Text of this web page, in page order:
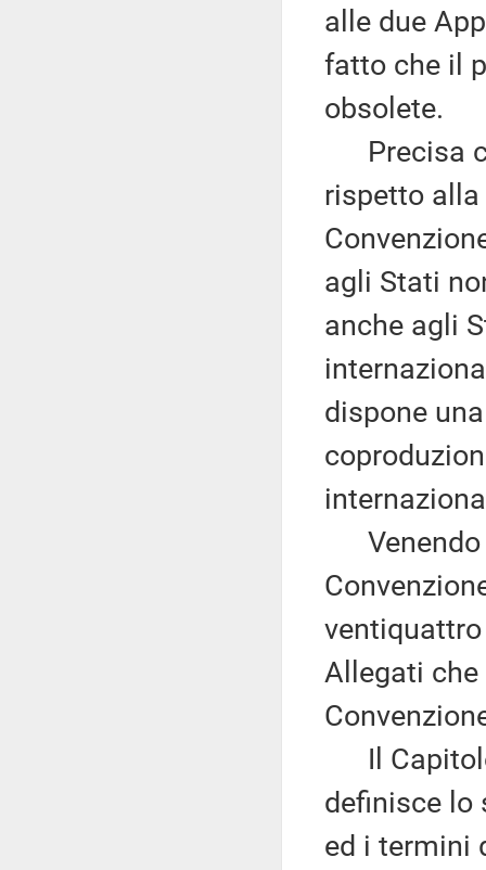
alle due
fatto che il
obsolete.
Precisa
rispetto alla
agli Stati
anche agli
dispone
Venendo
Allegati
Il
definisce lo
ed i termini